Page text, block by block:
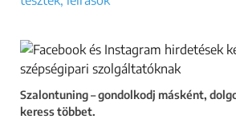
Szalontuning – gondolkodj másként,
keress többet.